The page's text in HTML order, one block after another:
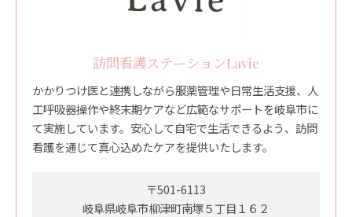
訪問看護ステーションLavie
かかりつけ医と連携しながら服薬管理や日常生活支援、人
工呼吸器操作や終末期ケアなど広範なサポートを岐阜市に
て実施しています。安心して自宅で生活できるよう、訪問
看護を通じて真心込めたケアを提供いたします。
〒501-6113
岐阜県岐阜市柳津町南塚５丁目１６２